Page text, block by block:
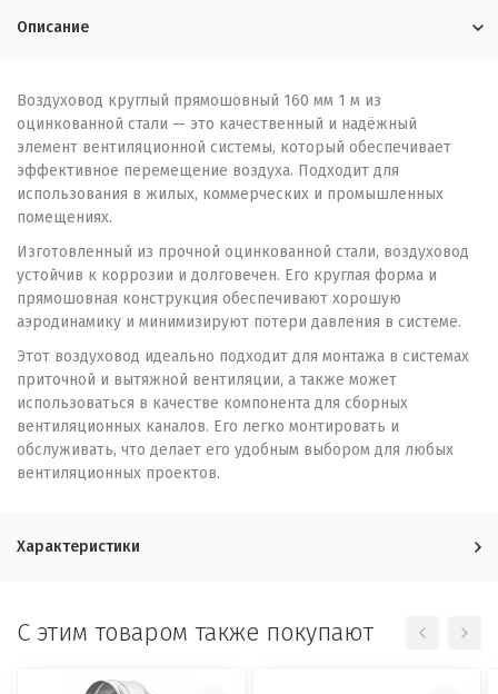
Описание
Воздуховод круглый прямошовный 160 мм 1 м из
оцинкованной стали — это качественный и надёжный
элемент вентиляционной системы, который обеспечивает
эффективное перемещение воздуха. Подходит для
использования в жилых, коммерческих и промышленных
помещениях.
Изготовленный из прочной оцинкованной стали, воздуховод
устойчив к коррозии и долговечен. Его круглая форма и
прямошовная конструкция обеспечивают хорошую
аэродинамику и минимизируют потери давления в системе.
Этот воздуховод идеально подходит для монтажа в системах
приточной и вытяжной вентиляции, а также может
использоваться в качестве компонента для сборных
вентиляционных каналов. Его легко монтировать и
обслуживать, что делает его удобным выбором для любых
вентиляционных проектов.
Характеристики
C этим товаром также покупают